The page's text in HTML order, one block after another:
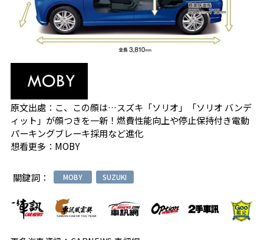
原文出處： こ、この顔は…スズキ「ソリオ」「ソリオ バンデ
ィット」が顔つきを一新！燃費性能向上や停止保持付き電動
パーキングブレーキ採用など進化
想看更多： MOBY
關鍵詞： MOBY SUZUKI